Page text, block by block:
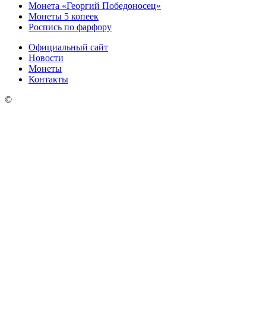
Монета «Георгий Победоносец»
Монеты 5 копеек
Роспись по фарфору
Официальный сайт
Новости
Монеты
Контакты
©